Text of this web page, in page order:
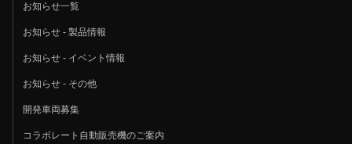
お知らせ一覧
お知らせ - 製品情報
お知らせ - イベント情報
お知らせ - その他
開発車両募集
コラボレート自動販売機のご案内